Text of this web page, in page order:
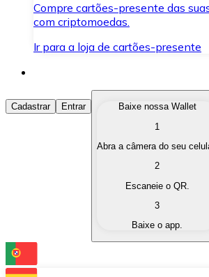
Compre cartões-presente das
com criptomoedas.
Ir para a loja de cartões-presente
Comprar Criptomoedas
Compre as criptomoedas de seu
Converta suas criptomoedas em
Troque uma criptomoeda por
Cadastrar Entrar
Baixe nossa Wallet
1
Abra a câmera do seu
2
Escaneie o QR.
3
Baixe o app.